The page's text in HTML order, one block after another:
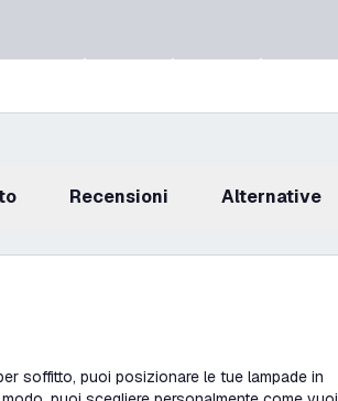
recensioni Alternative
soffitto, puoi posizionare le tue lampade in